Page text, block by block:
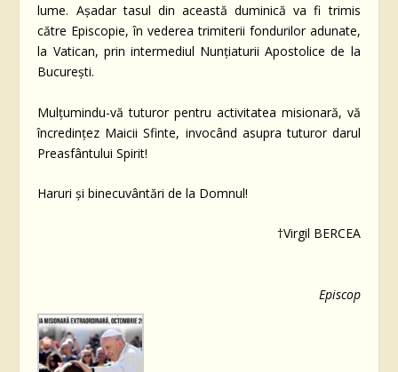
lume. Așadar tasul din această duminică va fi trimis
către Episcopie, în vederea trimiterii fondurilor adunate,
la Vatican, prin intermediul Nunțiaturii Apostolice de la
București.
Mulțumindu-vă tuturor pentru activitatea misionară, vă
încredințez Maicii Sfinte, invocând asupra tuturor darul
Preasfântului Spirit!
Haruri și binecuvântări de la Domnul!
†Virgil BERCEA
Episcop